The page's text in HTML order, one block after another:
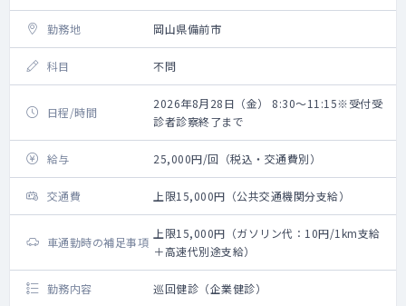
勤務地 岡山県備前市
科目 不問
日程/時間
2026年8月28日（金） 8:30～11:15※受付受
診者診察終了まで
給与 25,000円/回（税込・交通費別）
交通費 上限15,000円（公共交通機関分支給）
車通勤時の補足事項
上限15,000円（ガソリン代：10円/1km支給
＋高速代別途支給）
勤務内容 巡回健診（企業健診）